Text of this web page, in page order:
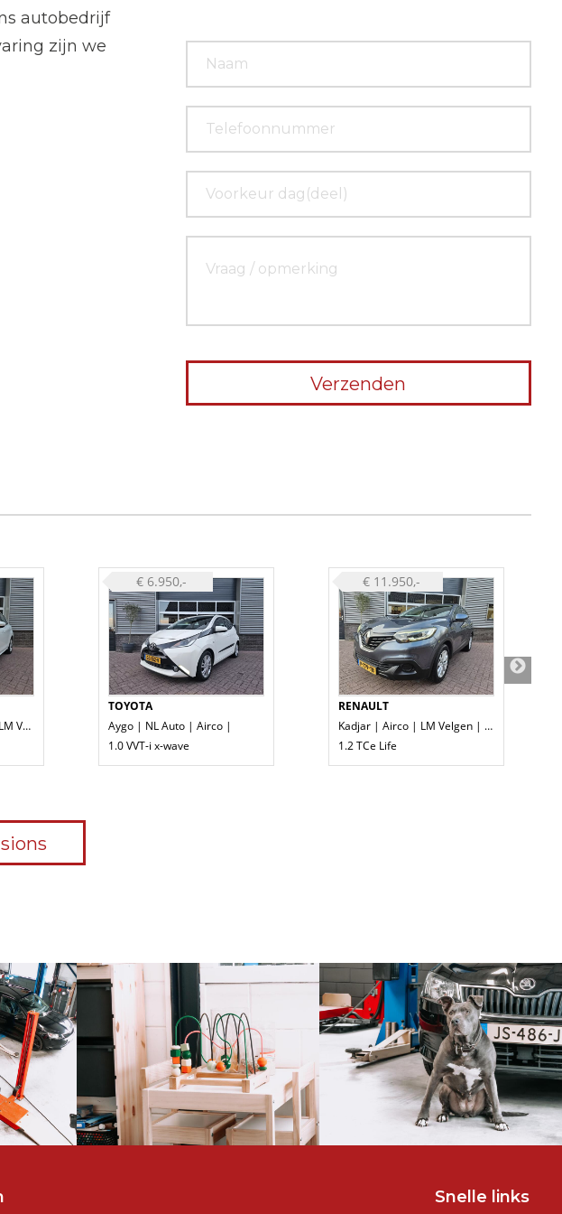
autobedrijf
zijn we
208 | NL Auto | Airco | LM Velgen |
€ 6.950,-
TOYOTA
Aygo | NL Auto | Airco |
1.0 VVT-i x-wave
€ 11.950,-
RENAULT
Kadjar | Airco | LM Velgen | Cruise
1.2 TCe Life
Snelle links